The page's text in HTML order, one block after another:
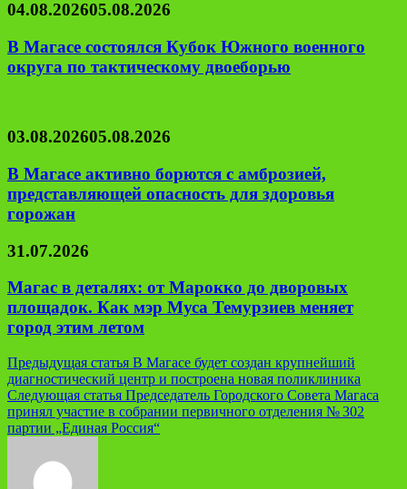
04.08.202605.08.2026
В Магасе состоялся Кубок Южного военного
округа по тактическому двоеборью
03.08.202605.08.2026
В Магасе активно борются с амброзией,
представляющей опасность для здоровья
горожан
31.07.2026
Магас в деталях: от Марокко до дворовых
площадок. Как мэр Муса Темурзиев меняет
город этим летом
Навигация
по
записям
Предыдущая статья В Магасе будет создан крупнейший
диагностический центр и построена новая поликлиника
Следующая статья Председатель Городского Совета Магаса
принял участие в собрании первичного отделения № 302
партии „Единая Россия“